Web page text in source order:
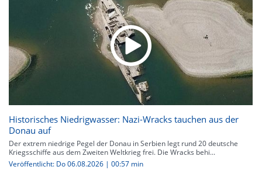
Historisches Niedrigwasser: Nazi-Wracks tauchen aus der
Donau auf
Der extrem niedrige Pegel der Donau in Serbien legt rund 20 deutsche
Kriegsschiffe aus dem Zweiten Weltkrieg frei. Die Wracks behi...
Veröffentlicht: Do 06.08.2026 | 00:57 min